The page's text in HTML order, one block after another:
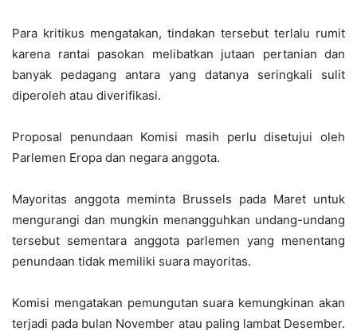
Para kritikus mengatakan, tindakan tersebut terlalu rumit
karena rantai pasokan melibatkan jutaan pertanian dan
banyak pedagang antara yang datanya seringkali sulit
diperoleh atau diverifikasi.
Proposal penundaan Komisi masih perlu disetujui oleh
Parlemen Eropa dan negara anggota.
Mayoritas anggota meminta Brussels pada Maret untuk
mengurangi dan mungkin menangguhkan undang-undang
tersebut sementara anggota parlemen yang menentang
penundaan tidak memiliki suara mayoritas.
Komisi mengatakan pemungutan suara kemungkinan akan
terjadi pada bulan November atau paling lambat Desember.